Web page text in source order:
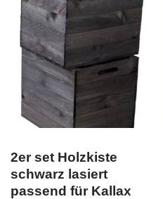
2er set Holzkiste
schwarz lasiert
passend für Kallax